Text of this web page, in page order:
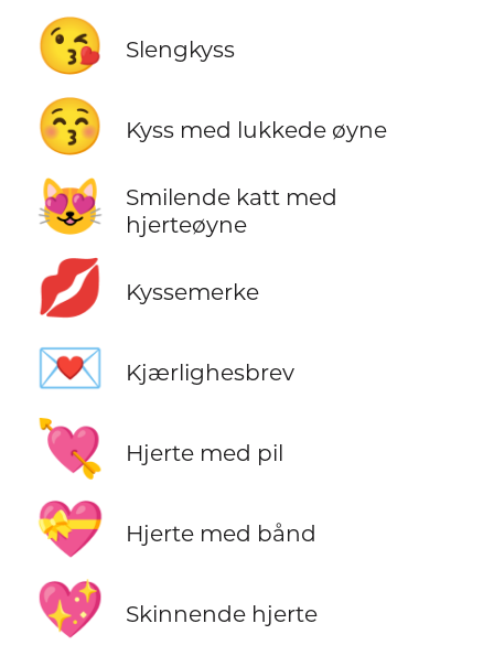
😘 Slengkyss
😚 Kyss med lukkede øyne
😻
Smilende katt med
hjerteøyne
💋 Kyssemerke
💌 Kjærlighesbrev
💘 Hjerte med pil
💝 Hjerte med bånd
💖 Skinnende hjerte